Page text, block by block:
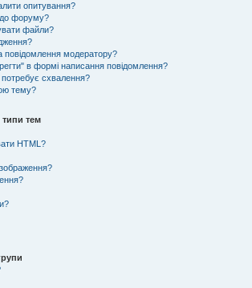
опитування?
форуму?
файли?
повідомлення модератору?
в формі написання повідомлення?
схвалення?
тему?
типи тем
HTML?